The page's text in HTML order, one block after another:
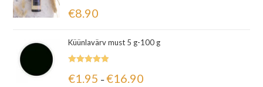
5.00/ 5
€8.90
Küünlavärv must 5 g-100 g
5.00/ 5
€1.95 – €16.90